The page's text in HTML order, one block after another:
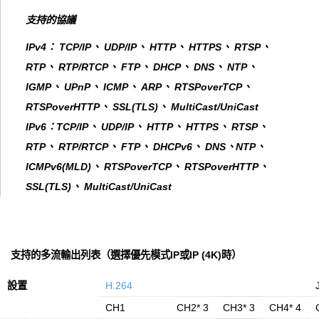
支持的協議
IPv4： TCP/IP、 UDP/IP、 HTTP、 HTTPS、 RTSP、
RTP、 RTP/RTCP、 FTP、 DHCP、 DNS、 NTP、
IGMP、 UPnP、 ICMP、 ARP、 RTSPoverTCP、
RTSPoverHTTP、 SSL(TLS)、 MultiCast/UniCast
IPv6：TCP/IP、 UDP/IP、 HTTP、 HTTPS、 RTSP、
RTP、 RTP/RTCP、 FTP、 DHCPv6、 DNS、NTP、
ICMPv6(MLD)、 RTSPoverTCP、 RTSPoverHTTP、
SSL(TLS)、 MultiCast/UniCast
支持的多流輸出列表（選擇優先模式IP或IP (4K)時）
設置 H.264
CH1
CH2* 3 CH3* 3 CH4* 4